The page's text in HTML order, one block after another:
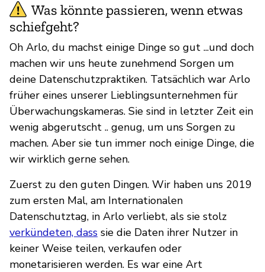
Was könnte passieren, wenn etwas
schiefgeht?
Oh Arlo, du machst einige Dinge so gut ...und doch
machen wir uns heute zunehmend Sorgen um
deine Datenschutzpraktiken. Tatsächlich war Arlo
früher eines unserer Lieblingsunternehmen für
Überwachungskameras. Sie sind in letzter Zeit ein
wenig abgerutscht .. genug, um uns Sorgen zu
machen. Aber sie tun immer noch einige Dinge, die
wir wirklich gerne sehen.
Zuerst zu den guten Dingen. Wir haben uns 2019
zum ersten Mal, am Internationalen
Datenschutztag, in Arlo verliebt, als sie stolz
verkündeten, dass sie die Daten ihrer Nutzer in
keiner Weise teilen, verkaufen oder
monetarisieren werden. Es war eine Art